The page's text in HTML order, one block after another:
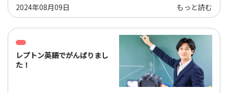
2024年08月09日 もっと読む
レプトン英語でがんばりまし
た！